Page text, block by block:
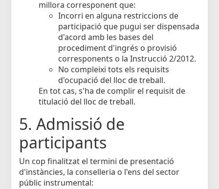
millora corresponent que:
Incorri en alguna restriccions de
participació que pugui ser dispensada
d'acord amb les bases del
procediment d'ingrés o provisió
corresponents o la Instrucció 2/2012.
No compleixi tots els requisits
d'ocupació del lloc de treball.
En tot cas, s'ha de complir el requisit de
titulació del lloc de treball.
5. Admissió de
participants
Un cop finalitzat el termini de presentació
d'instàncies, la conselleria o l'ens del sector
públic instrumental: